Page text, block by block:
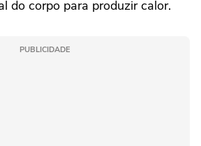
do corpo para produzir calor.
PUBLICIDADE